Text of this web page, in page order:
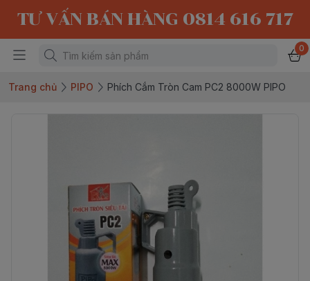
TƯ VẤN BÁN HÀNG 0814 616 717
0
Trang chủ PIPO Phích Cắm Tròn Cam PC2 8000W PIPO